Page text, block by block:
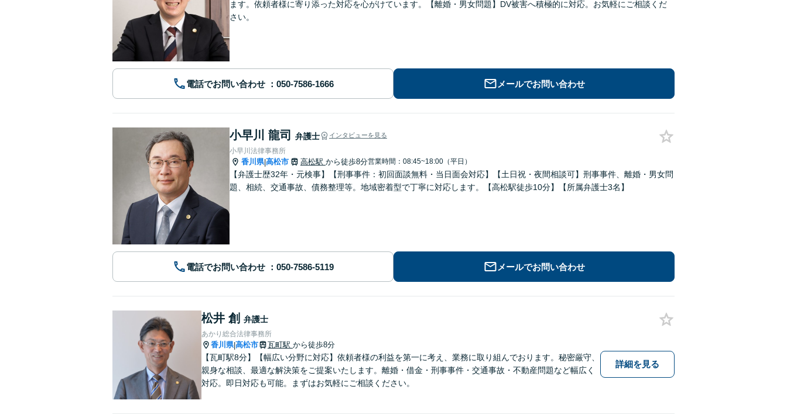
ます。依頼者様に寄り添った対応を心がけています。【離婚・男女問題】DV被害へ積極的に対応。お気軽にご相談くだ
さい。
電話でお問い合わせ メールでお問い合わせ
小早川 龍司 弁護士 インタビューを見る
小早川法律事務所
香川県|高松市 高松駅 から徒歩8分営業時間：08:45~18:00（平日）
【弁護士歴32年・元検事】【刑事事件：初回面談無料・当日面会対応】【土日祝・夜間相談可】刑事事件、離婚・男女問
題、相続、交通事故、債務整理等。地域密着型で丁寧に対応します。【高松駅徒歩10分】【所属弁護士3名】
電話でお問い合わせ メールでお問い合わせ
松井 創 弁護士
あかり総合法律事務所
香川県|高松市 瓦町駅 から徒歩8分
【瓦町駅8分】【幅広い分野に対応】依頼者様の利益を第一に考え、業務に取り組んでおります。秘密厳守、
親身な相談、最適な解決策をご提案いたします。離婚・借金・刑事事件・交通事故・不動産問題など幅広く
対応。即日対応も可能。まずはお気軽にご相談ください。
詳細を見る